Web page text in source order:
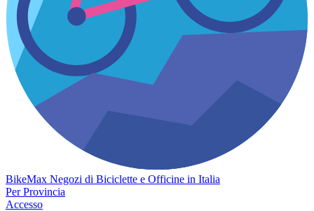
BikeMax Negozi di Biciclette e Officine in Italia
Per Provincia
Accesso